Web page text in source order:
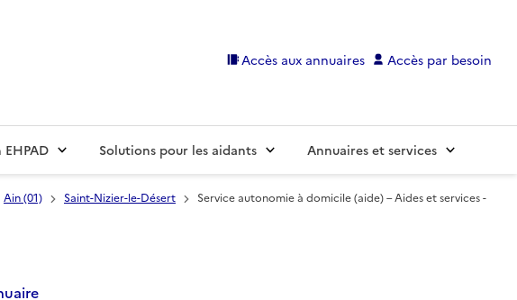
Accès aux annuaires Accès par besoin
Solutions pour les aidants Annuaires et services
Ain (01) Saint-Nizier-le-Désert
Service autonomie à domicile (aide) – Aides et services -